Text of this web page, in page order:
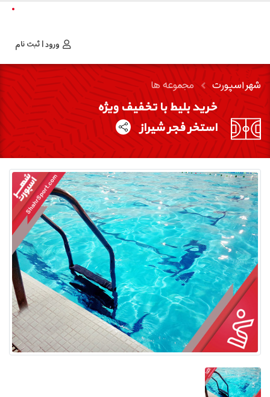
ورود | ثبت نام
خرید بلیط با تخفیف ویژه
استخر فجر شیراز
شهر اسپورت مجموعه ها